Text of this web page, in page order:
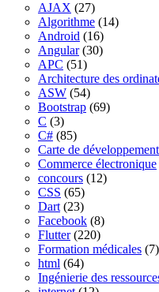
AJAX (27)
Algorithme (14)
Android (16)
Angular(30)
APC (51)
Architecture des
ASW (54)
Bootstrap (69)
C (3)
C# (85)
Carte de
Commerce électronique
concours (12)
CSS (65)
Dart (23)
Facebook (8)
Flutter(220)
Formation médicales (7)
html (64)
Ingénierie des